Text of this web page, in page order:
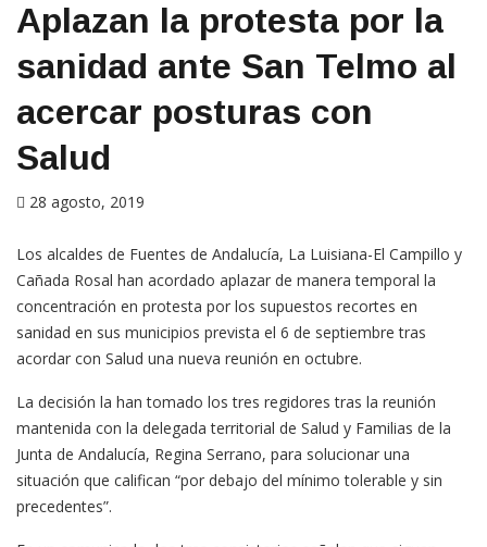
Aplazan la protesta por la
sanidad ante San Telmo al
acercar posturas con
Salud
28 agosto, 2019
Los alcaldes de Fuentes de Andalucía, La Luisiana-El Campillo y
Cañada Rosal han acordado aplazar de manera temporal la
concentración en protesta por los supuestos recortes en
sanidad en sus municipios prevista el 6 de septiembre tras
acordar con Salud una nueva reunión en octubre.
La decisión la han tomado los tres regidores tras la reunión
mantenida con la delegada territorial de Salud y Familias de la
Junta de Andalucía, Regina Serrano, para solucionar una
situación que califican “por debajo del mínimo tolerable y sin
precedentes”.